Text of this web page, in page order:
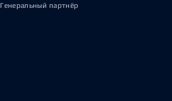
Генеральный партнёр